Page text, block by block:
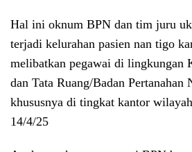
Hal ini oknum BPN dan tim juru
terjadi kelurahan pasien nan tigo
melibatkan pegawai di lingkungan
dan Tata Ruang/Badan
khususnya di tingkat kantor
14/4/25